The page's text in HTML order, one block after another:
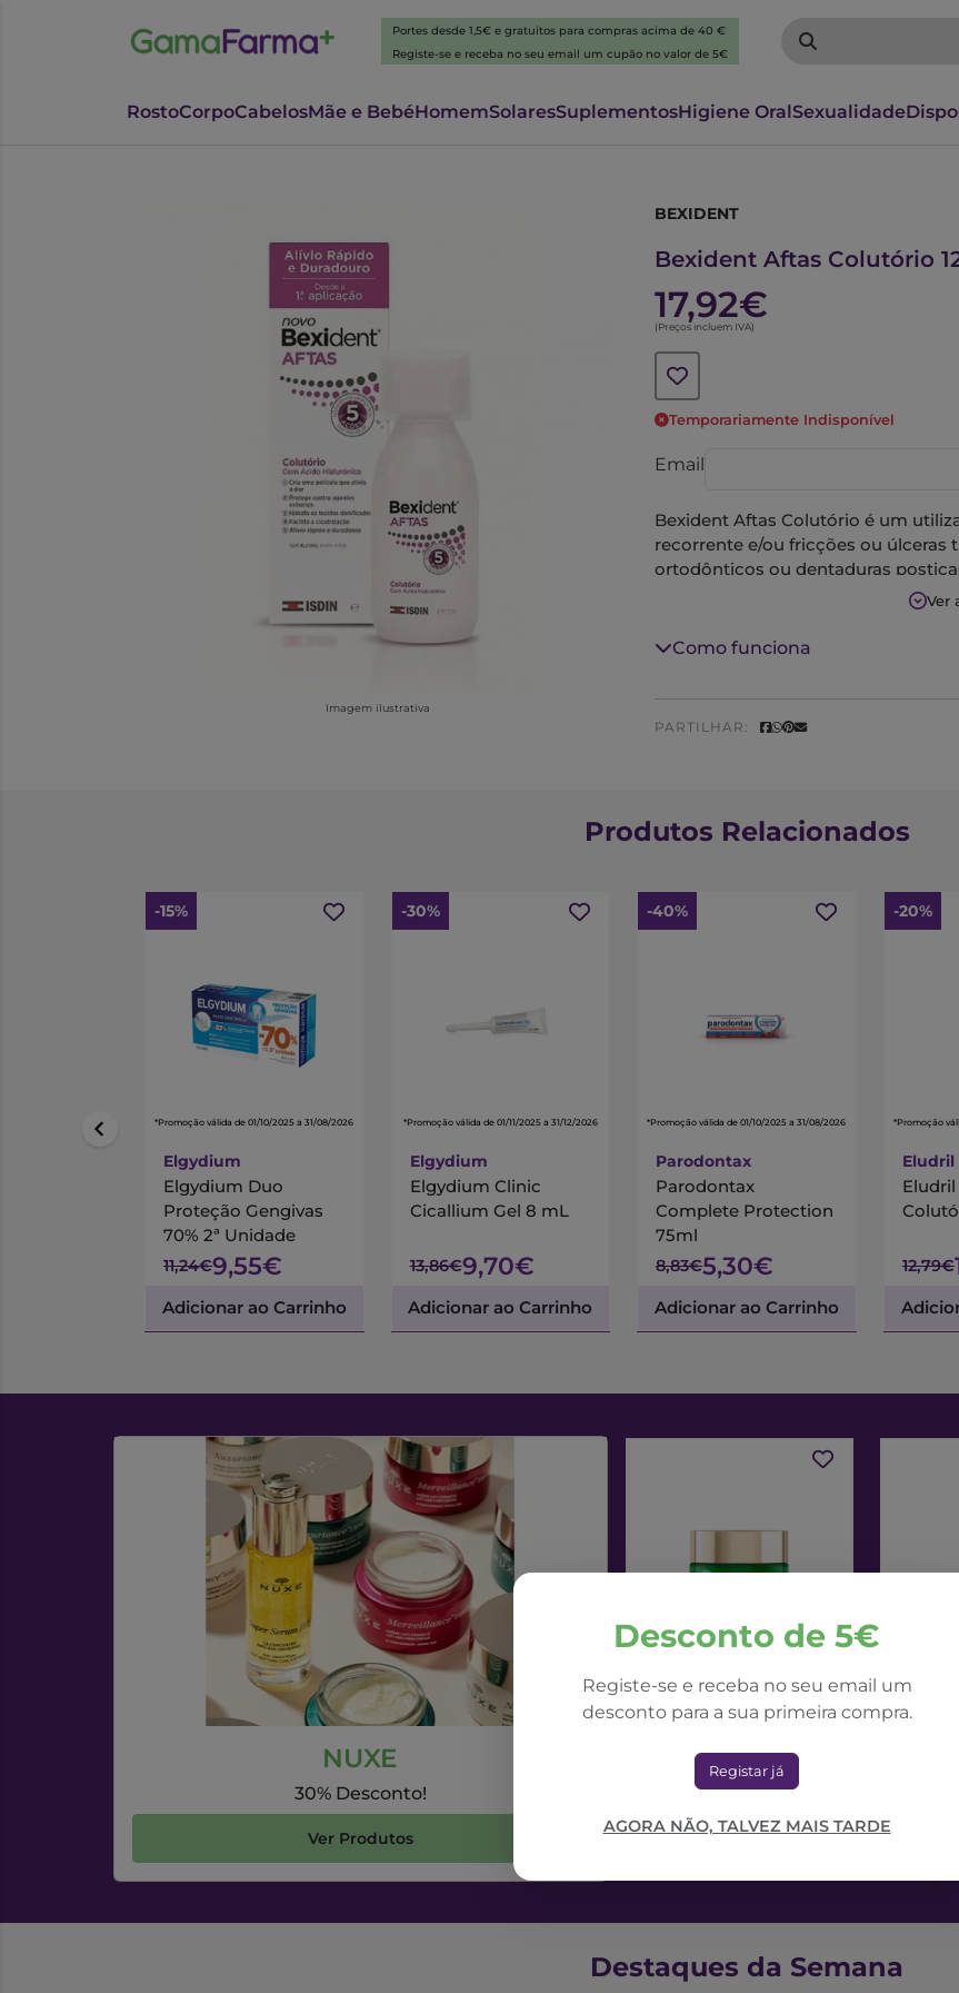
Portes desde 1,5€ e gratuitos para compras acima de 40 €
Registe-se e receba no seu email um cupão no valor de 5€
RostoCorpoCabelosMãe e BebéHomemSolaresSuplementosHigiene OralSexualidade
Imagem ilustrativa
BEXIDENT
Bexident Aftas Colutório
17,92€
(Preços incluem IVA)
Temporariamente Indisponível
Email
Bexident Aftas Colutório é um
recorrente e/ou fricções ou úlceras
ortodônticos ou dentaduras
proporciona um alívio rápido e
hidratando e cicatrizando.
Ver
Como funciona
PARTILHAR:
Desconto de 5€
Registe-se e receba no seu email um
desconto para a sua primeira compra.
Registar já
AGORA NÃO, TALVEZ MAIS TARDE
Produtos Relacionados
-15%
*Promoção válida de 01/10/2025 a 31/08/2026
Elgydium
Elgydium Duo
Proteção Gengivas
70% 2ª Unidade
11,24€9,55€
Adicionar ao Carrinho
-30%
*Promoção válida de 01/11/2025 a 31/12/2026
Elgydium
Elgydium Clinic
Cicallium Gel 8 mL
13,86€9,70€
Adicionar ao Carrinho
-40%
*Promoção válida de 01/10/2025 a 31/08/2026
Parodontax
Parodontax
Complete Protection
75ml
8,83€5,30€
Adicionar ao Carrinho
-20%
*Promoção
Eludril
12,79€
NUXE
30% Desconto!
Ver Produtos
NUXE
Creme Dia Alfa 3R
71,42€
NUXE
Nuxe
Destaques da Semana